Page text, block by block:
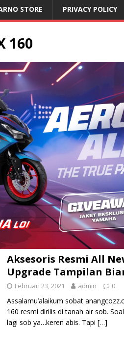
STORE PRIVACY POLICY
160
Aksesoris Resmi All
Upgrade Tampilan
Februari 23, 2021 admin 0
Assalamu’alaikum sobat
160 resmi dirilis di tanah air sob.
lagi sob ya…keren abis. Tapi […]